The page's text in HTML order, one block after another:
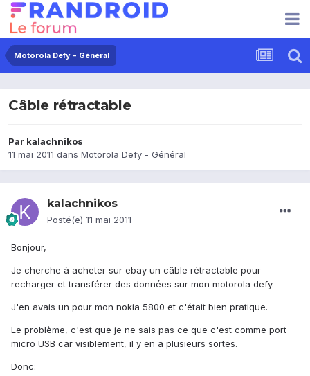
Motorola Defy - Général
Câble rétractable
Par kalachnikos
11 mai 2011 dans Motorola Defy - Général
kalachnikos
Posté(e) 11 mai 2011
Bonjour,
Je cherche à acheter sur ebay un câble rétractable pour
recharger et transférer des données sur mon motorola defy.
J'en avais un pour mon nokia 5800 et c'était bien pratique.
Le problème, c'est que je ne sais pas ce que c'est comme port
micro USB car visiblement, il y en a plusieurs sortes.
Donc: